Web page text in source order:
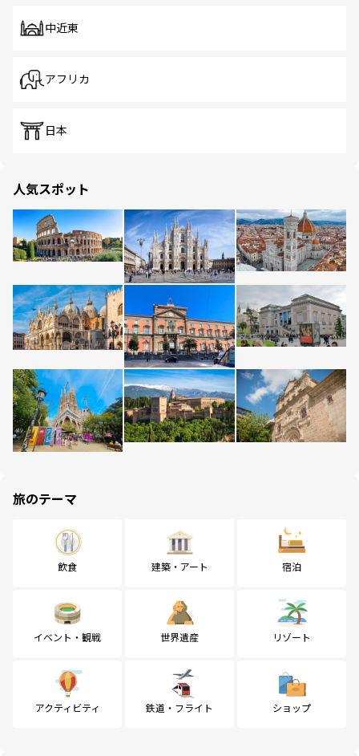
中近東
アフリカ
日本
人気スポット
旅のテーマ
飲食 建築・アート 宿泊
イベント・観戦 世界遺産 リゾート
アクティビティ 鉄道・フライト ショップ